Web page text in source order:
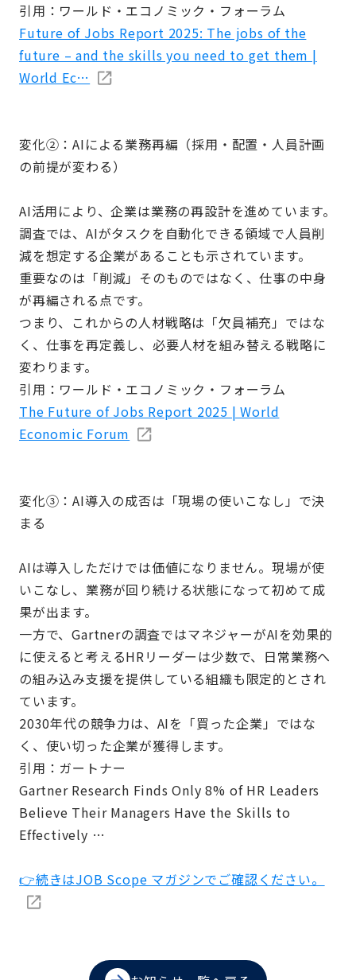
引用：ワールド・エコノミック・フォーラム
Future of Jobs Report 2025: The jobs of the
future – and the skills you need to get them |
World Ec…
変化②：AIによる業務再編（採用・配置・人員計画
の前提が変わる）
AI活用により、企業は業務の再設計を進めています。
調査では、AIがタスクを自動化できる領域で人員削
減を想定する企業があることも示されています。
重要なのは「削減」そのものではなく、仕事の中身
が再編される点です。
つまり、これからの人材戦略は「欠員補充」ではな
く、仕事を再定義し、必要人材を組み替える戦略に
変わります。
引用：ワールド・エコノミック・フォーラム
The Future of Jobs Report 2025 | World
Economic Forum
変化③：AI導入の成否は「現場の使いこなし」で決
まる
AIは導入しただけでは価値になりません。現場が使
いこなし、業務が回り続ける状態になって初めて成
果が出ます。
一方で、Gartnerの調査ではマネジャーがAIを効果的
に使えると考えるHRリーダーは少数で、日常業務へ
の組み込み支援を提供している組織も限定的とされ
ています。
2030年代の競争力は、AIを「買った企業」ではな
く、使い切った企業が獲得します。
引用：ガートナー
Gartner Research Finds Only 8% of HR Leaders
Believe Their Managers Have the Skills to
Effectively …
👉続きはJOB Scope マガジンでご確認ください。